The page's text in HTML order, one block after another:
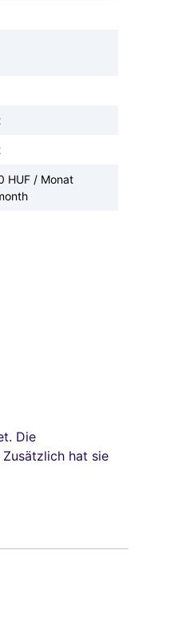
HUF / Monat
Die
hat sie